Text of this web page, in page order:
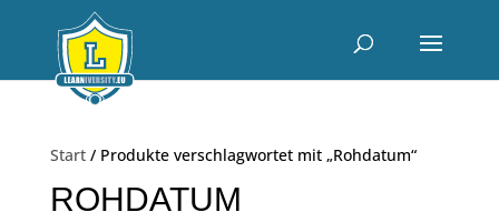
Start/ Produkte verschlagwortet mit „Rohdatum“
ROHDATUM